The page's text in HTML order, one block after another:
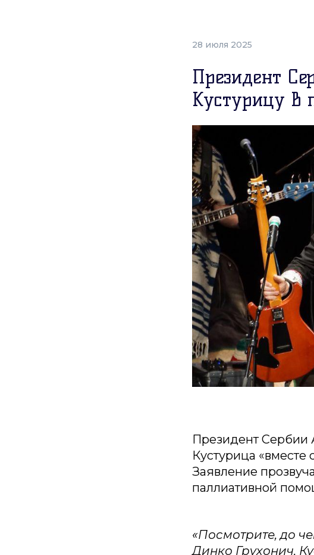
28 июля 2025
Президент
Кустурицу в
Президент Сербии
Кустурица
Заявление
паллиативной
«Посмотрите, до
Динко Грухонич,